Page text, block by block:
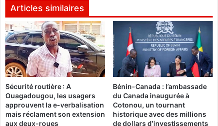
u
r
k
i
n
a
F
a
s
o
o
n
s
e
i
l
d
e
s
m
i
Articles similaires
Sécurité routière : A
Ouagadougou, les usagers
approuvent la e-verbalisation
mais réclament son extension
aux deux-roues
Bénin-Canada : l’ambassade
du Canada inaugurée à
Cotonou, un tournant
historique avec des millions
de dollars d’investissements